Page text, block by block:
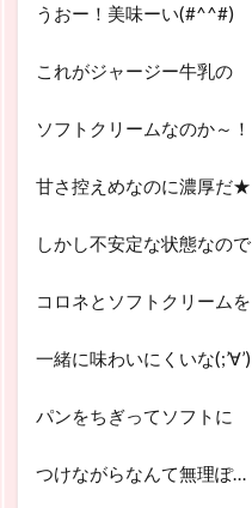
うおー！美味ーい(#^^#)
これがジャージー牛乳の
ソフトクリームなのか～！
甘さ控えめなのに濃厚だ★
しかし不安定な状態なので
コロネとソフトクリームを
一緒に味わいにくいな(;’∀’)
パンをちぎってソフトに
つけながらなんて無理ぽ…